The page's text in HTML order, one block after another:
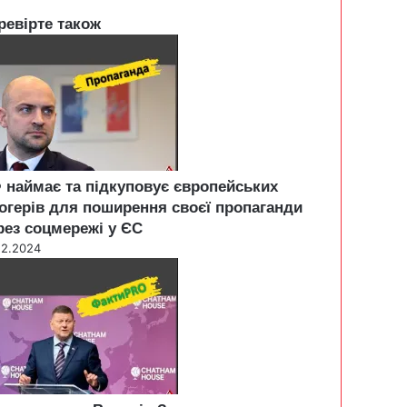
також
та підкуповує європейських
для поширення своєї пропаганди
соцмережі у ЄС